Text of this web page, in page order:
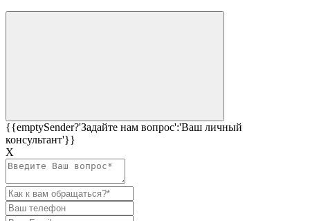
{{emptySender?'Задайте нам вопрос':'Ваш личный
консультант'}}
Х